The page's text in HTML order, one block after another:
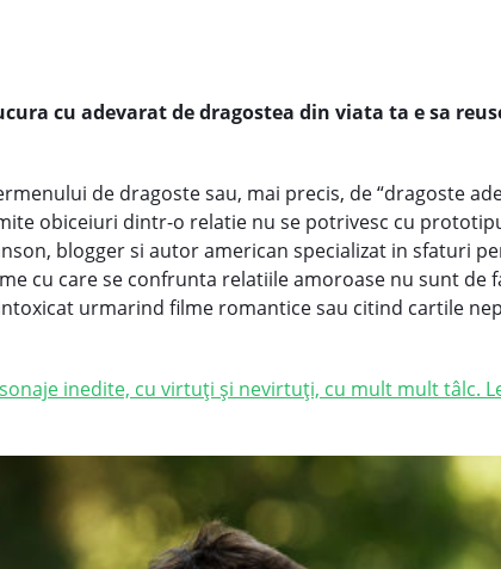
cu adevarat de dragostea din viata ta e sa
de dragoste sau, mai precis, de “dragoste
obiceiuri dintr-o relatie nu se potrivesc cu
, blogger si autor american specializat in sfaturi
cu care se confrunta relatiile amoroase nu sunt de
urmarind filme romantice sau citind cartile
inedite, cu virtuți și nevirtuți, cu mult mult tâlc.